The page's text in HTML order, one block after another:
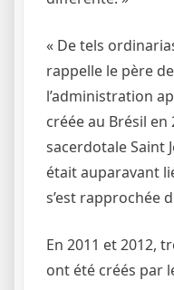
« De tels
rappelle le père
l’administration
créée au Brésil en
sacerdotale Saint
était auparavant
s’est rapprochée
En 2011 et 2012,
ont été créés par